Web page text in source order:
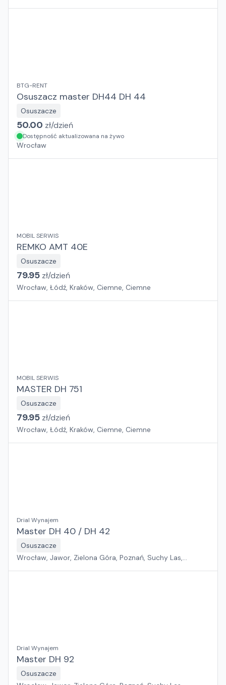
BTG-RENT
Osuszacz master DH44 DH 44
Osuszacze
50.00 zł/dzień
Dostępność aktualizowana na żywo
Wrocław
MOBIL SERWIS
REMKO AMT 40E
Osuszacze
79.95 zł/dzień
Wrocław, Łódź, Kraków, Ciemne, Ciemne
MOBIL SERWIS
MASTER DH 751
Osuszacze
79.95 zł/dzień
Wrocław, Łódź, Kraków, Ciemne, Ciemne
Drial Wynajem
Master DH 40 / DH 42
Osuszacze
Wrocław, Jawor, Zielona Góra, Poznań, Suchy Las,
Drial Wynajem
Master DH 92
Osuszacze